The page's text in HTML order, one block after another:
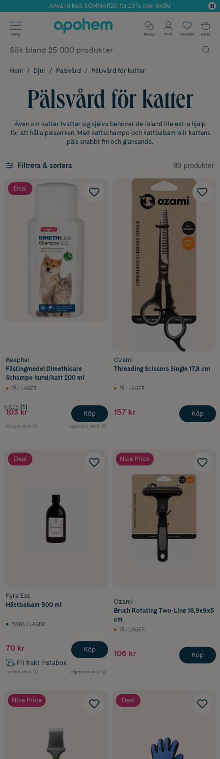
Årets Butik 2025 inom Skönhet
Använd kod: SOMMAR20 för 20% över 649kr
✓ Fri frakt
✓ Poäng på alla köp*
Meny Recept Profil Favoriter Kassa
Hem Djur Pälsvård Pälsvård för katter
Pälsvård för katter
Även om katter tvättar sig själva behöver de ibland lite extra hjälp
för att hålla pälsen ren. Med kattschampo och kattbalsam blir kattens
päls snabbt fin och glänsande.
Filtrera & sortera 89 produkter
Deal
Beaphar
Fästingmedel Dimethicare
Schampo hund/katt 200 ml
FÅ I LAGER
5.0/5 (1)
103 kr
Ord.pris 121 kr Lägsta pris 120 kr
Köp
Ozami
Threading Scissors Single 17,8 cm
FÅ I LAGER
157 kr Köp
Deal
Fyra Ess
Hästbalsam 500 ml
FINNS I LAGER
70 kr
Fri frakt Instabox
Ord.pris 175 kr Lägsta pris 88 kr
Köp
Nice Price
Ozami
Brush Rotating Two-Line 16,9x9x5
cm
FÅ I LAGER
106 kr Köp
Nice Price Deal